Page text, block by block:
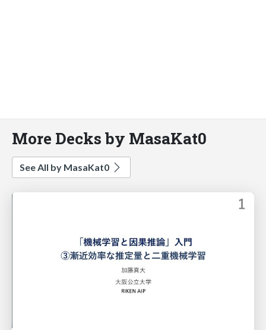
More Decks by MasaKat0
See All by MasaKat0